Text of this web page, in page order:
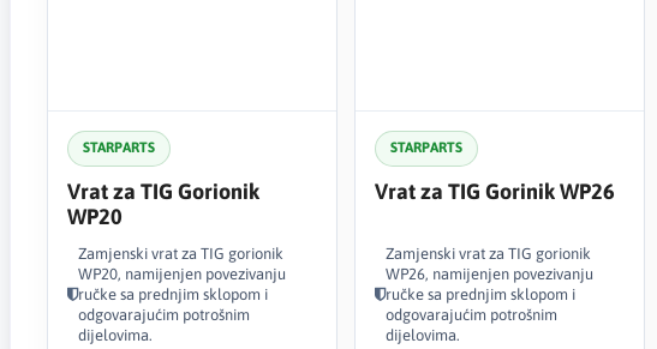
STARPARTS
Vrat za TIG Gorionik
WP20
Zamjenski vrat za TIG gorionik
WP20, namijenjen povezivanju
ručke sa prednjim sklopom i
odgovarajućim potrošnim
dijelovima.
STARPARTS
Vrat za TIG Gorinik WP26
Zamjenski vrat za TIG gorionik
WP26, namijenjen povezivanju
ručke sa prednjim sklopom i
odgovarajućim potrošnim
dijelovima.